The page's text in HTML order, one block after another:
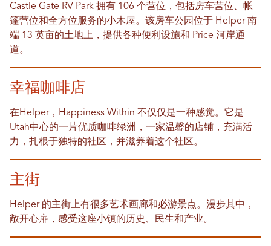
Castle Gate RV Park 拥有 106 个营位，包括房车营位、帐
篷营位和全方位服务的小木屋。该房车公园位于 Helper 南
端 13 英亩的土地上，提供各种便利设施和 Price 河岸通
道。
幸福咖啡店
在Helper，Happiness Within 不仅仅是一种感觉。它是
Utah中心的一片优质咖啡绿洲，一家温馨的店铺，充满活
力，扎根于独特的社区，并滋养着这个社区。
主街
Helper 的主街上有很多艺术画廊和必游景点。漫步其中，
敞开心扉，感受这座小镇的历史、民生和产业。